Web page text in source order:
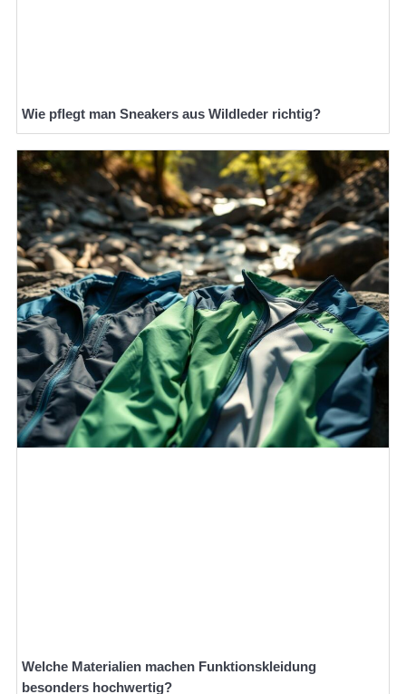
Wie pflegt man Sneakers aus Wildleder richtig?
Welche Materialien machen Funktionskleidung
besonders hochwertig?